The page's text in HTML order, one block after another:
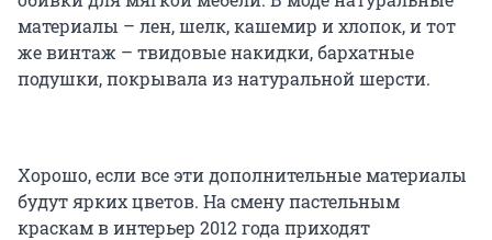
материалы – лен, шелк, кашемир и хлопок, и тот
же винтаж – твидовые накидки, бархатные
подушки, покрывала из натуральной шерсти.
Хорошо, если все эти дополнительные материалы
будут ярких цветов. На смену пастельным
краскам в интерьер 2012 года приходят